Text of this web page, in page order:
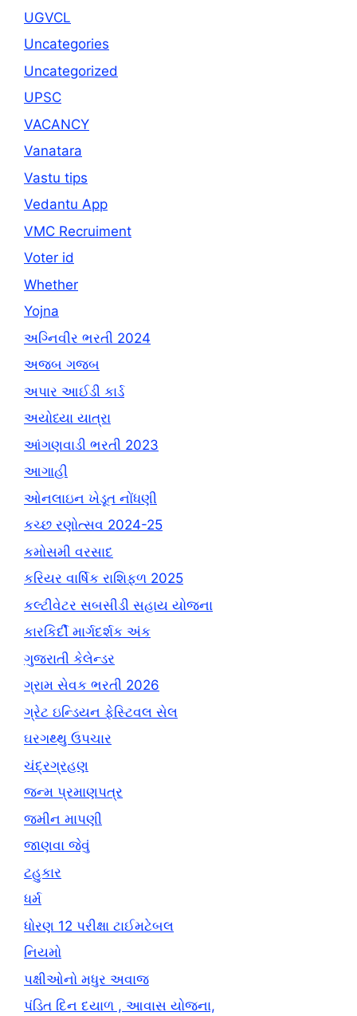
UGVCL
Uncategories
Uncategorized
UPSC
VACANCY
Vanatara
Vastu tips
Vedantu App
VMC Recruiment
Voter id
Whether
Yojna
અગ્નિવીર ભરતી 2024
અજબ ગજબ
અપાર આઈડી કાર્ડ
અયોધ્યા યાત્રા
આંગણવાડી ભરતી 2023
આગાહી
ઓનલાઇન ખેડૂત નોંધણી
કચ્છ રણોત્સવ 2024-25
કમોસમી વરસાદ
કરિયર વાર્ષિક રાશિફળ 2025
કલ્ટીવેટર સબસીડી સહાય યોજના
કારકિર્દી માર્ગદર્શક અંક
ગુજરાતી કેલેન્ડર
ગ્રામ સેવક ભરતી 2026
ગ્રેટ ઇન્ડિયન ફેસ્ટિવલ સેલ
ઘરગથ્થુ ઉપચાર
ચંદ્રગ્રહણ
જન્મ પ્રમાણપત્ર
જમીન માપણી
જાણવા જેવું
ટહુકાર
ધર્મ
ધોરણ 12 પરીક્ષા ટાઈમટેબલ
નિયમો
પક્ષીઓનો મધુર અવાજ
પંડિત દિન દયાળ , આવાસ યોજના,